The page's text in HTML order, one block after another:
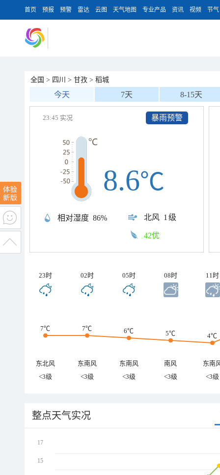
首页 预报 预警 雷达 云图 天气地图 专业产品 资讯 视频 节气
全国 > 四川 > 甘孜 > 稻城
今天 7天 8-15天
暴雨预警
23:45 实况
相对湿度 86% 北风 1级
8.6℃
42优
23时 02时 05时 08时 11时
7℃ 7℃ 6℃ 5℃ 4℃
东北风 东南风 东南风 南风
东南
<3级
<3级 <3级 <3级 <3级
整点天气实况
17
15